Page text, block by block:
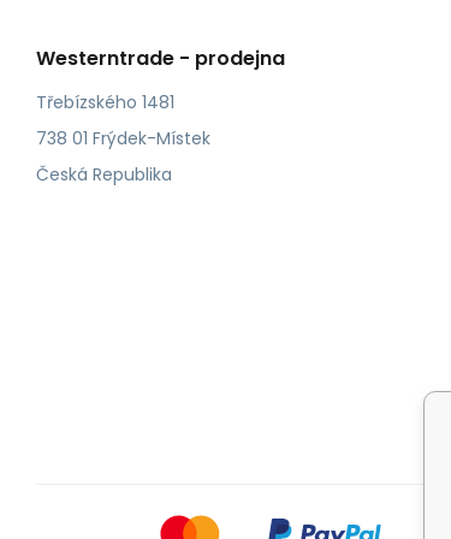
Westerntrade - prodejna
Třebízského 1481
738 01 Frýdek-Místek
Česká Republika